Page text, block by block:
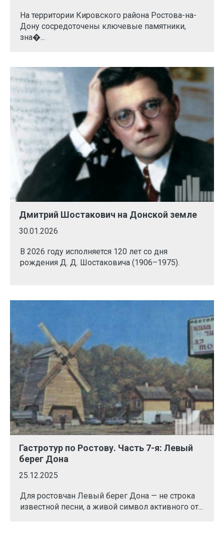
На территории Кировского района Ростова-на-
Дону сосредоточены ключевые памятники,
зна�...
Дмитрий Шостакович на Донской земле
30.01.2026
В 2026 году исполняется 120 лет со дня
рождения Д. Д. Шостаковича (1906–1975).
Гастротур по Ростову. Часть 7-я: Левый
берег Дона
25.12.2025
Для ростовчан Левый берег Дона — не строка
известной песни, а живой символ активного от...